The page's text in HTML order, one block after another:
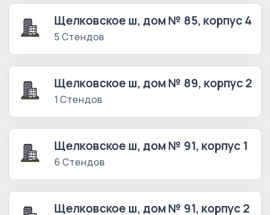
Щелковское ш, дом № 85, корпус 4
5 Стендов
Щелковское ш, дом № 89, корпус 2
1 Стендов
Щелковское ш, дом № 91, корпус 1
6 Стендов
Щелковское ш, дом № 91, корпус 2